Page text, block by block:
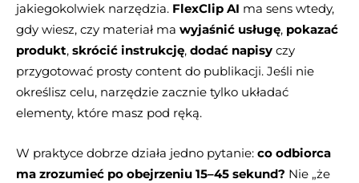
jakiegokolwiek narzędzia. FlexClip AI ma sens wtedy,
gdy wiesz, czy materiał ma wyjaśnić usługę, pokazać
produkt, skrócić instrukcję, dodać napisy czy
przygotować prosty content do publikacji. Jeśli nie
określisz celu, narzędzie zacznie tylko układać
elementy, które masz pod ręką.
W praktyce dobrze działa jedno pytanie: co odbiorca
ma zrozumieć po obejrzeniu 15–45 sekund? Nie „że